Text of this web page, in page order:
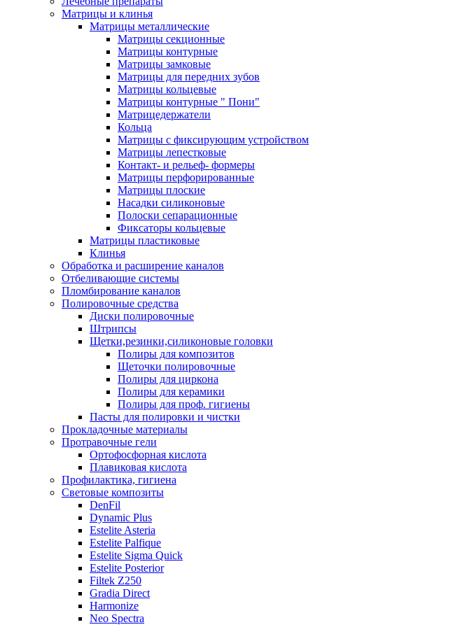
Матрицы и клинья
Матрицы металлические
Матрицы секционные
Матрицы контурные
Матрицы замковые
Матрицы для передних зубов
Матрицы кольцевые
Матрицы контурные " Пони"
Матрицедержатели
Кольца
Матрицы с фиксирующим устройством
Матрицы лепестковые
Контакт- и рельеф- формеры
Матрицы перфорированные
Матрицы плоские
Насадки силиконовые
Полоски сепарационные
Фиксаторы кольцевые
Матрицы пластиковые
Клинья
Обработка и расширение каналов
Отбеливающие системы
Пломбирование каналов
Полировочные средства
Диски полировочные
Штрипсы
Щетки,резинки,силиконовые головки
Полиры для композитов
Щеточки полировочные
Полиры для циркона
Полиры для керамики
Полиры для проф. гигиены
Пасты для полировки и чистки
Прокладочные материалы
Протравочные гели
Ортофосфорная кислота
Плавиковая кислота
Профилактика, гигиена
Световые композиты
DenFil
Dynamic Plus
Estelite Asteria
Estelite Palfique
Estelite Sigma Quick
Estelite Posterior
Filtek Z250
Gradia Direct
Harmonize
Neo Spectra